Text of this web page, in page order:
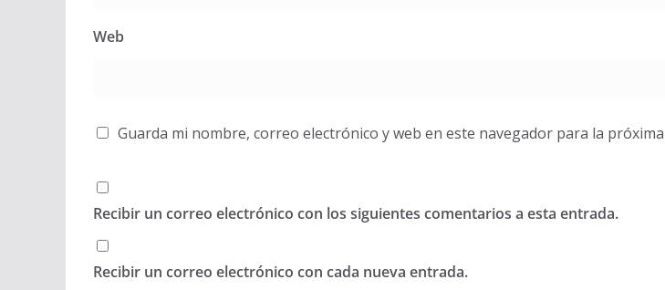
Web
Guarda mi nombre, correo electrónico y web en este navegador para la
Recibir un correo electrónico con los siguientes comentarios a esta entrada.
Recibir un correo electrónico con cada nueva entrada.